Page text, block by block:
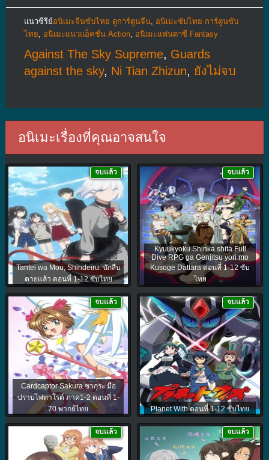
แนวซีรีย์อนิเมะจีนซับไทย ดูการ์ตูนจีน, อนิเมะซับไทย การ์ตูนซับ
ไทย
อนิเมะแนวแอ็คชั่น Action, อนิเมะแฟนตาซี Fantasy
Against The Sky Supreme, Guards
against the sky, Ni Tian Zhizun, ยังไม่จบ
อนิเมะเรื่องที่คุณอาจสนใจ
Tantei wa Mou, Shindeiru. นักสืบ
ตายแล้ว ตอนที่ 1-12 ซับไทย
จบแล้ว
Kyuukyoku Shinka shita Full
Dive RPG ga Genjitsu yori mo
Kusoge Dattara ตอนที่ 1-12 ซับ
ไทย
จบแล้ว
Cardcaptor Sakura ซากุระ มือ
ปราบไพ่ทาโรต์ ภาค1-2 ตอนที่ 1-
70 พากย์ไทย
จบแล้ว
Planet With ตอนที่ 1-12 ซับไทย
จบแล้ว
จบแล้ว จบแล้ว